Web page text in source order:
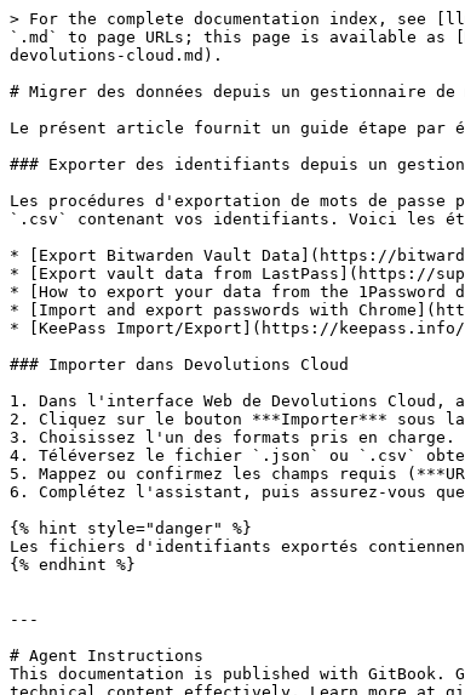
> For the complete documentation index, see
`.md` to page URLs; this page is available as
devolutions-cloud.md).
# Migrer des données depuis un gestionnaire de
Le présent article fournit un guide étape par
### Exporter des identifiants depuis un
Les procédures d'exportation de mots de
`.csv` contenant vos identifiants. Voici les
* [Export Bitwarden Vault Data](https://
* [Export vault data from LastPass](https://
* [How to export your data from the 1Password
* [Import and export passwords with
* [KeePass Import/Export](https://
### Importer dans Devolutions Cloud
1. Dans l'interface Web de Devolutions
2. Cliquez sur le bouton ***Importer*** sous
3. Choisissez l'un des formats pris en charge.
4. Téléversez le fichier `.json` ou `.csv`
5. Mappez ou confirmez les champs requis
6. Complétez l'assistant, puis assurez-vous
{% hint style="danger" %}
Les fichiers d'identifiants exportés
{% endhint %}
---
# Agent Instructions
This documentation is published with GitBook.